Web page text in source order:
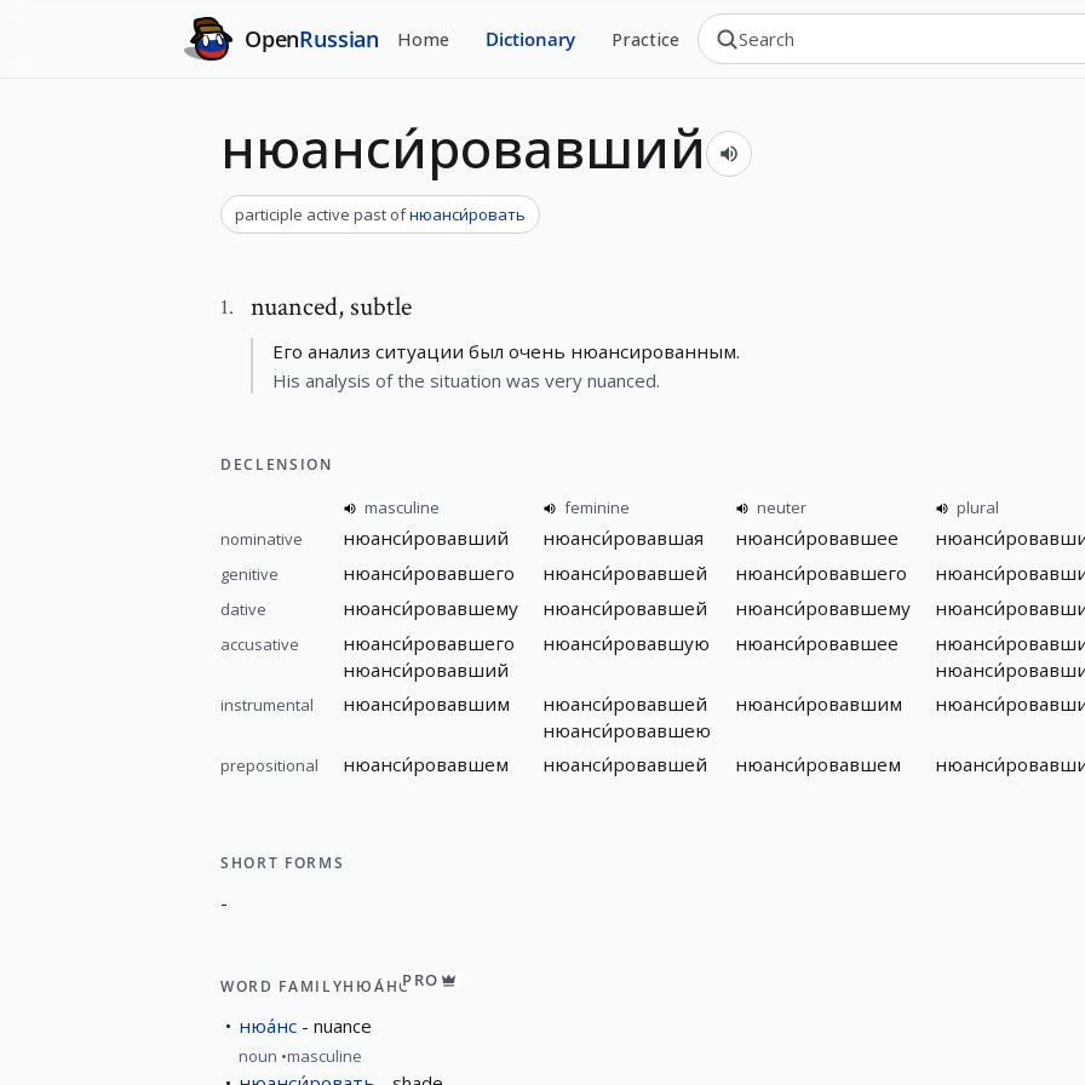
OpenRussian Home Dictionary Practice
нюанси́ровавший
participle active past ofнюанси́ровать
1. nuanced, subtle
Его анализ ситуации был очень нюансированным.
His analysis of the situation was very nuanced.
DECLENSION
masculine feminine neuter
plural
nominative
нюанси́ровавший нюанси́ровавшая нюанси́ровавшее
genitive нюанси́ровавшего нюанси́ровавшей нюанси́ровавшего
dative нюанси́ровавшему нюанси́ровавшей нюанси́ровавшему
accusative
нюанси́ровавшего
нюанси́ровавший
нюанси́ровавшую нюанси́ровавшее
instrumental нюанси́ровавшим
нюанси́ровавшей
нюанси́ровавшею
нюанси́ровавшим
prepositional нюанси́ровавшем нюанси́ровавшей нюанси́ровавшем
SHORT FORMS
-
WORD FAMILYНЮА́НСPRO
нюа́нс nuance
noun masculine